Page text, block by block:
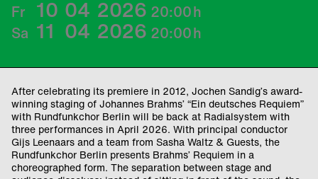
Fr 10 04 2026 20:00h
Sa 11 04 2026 20:00h
After celebrating its premiere in 2012, Jochen Sandig’s award-
winning staging of Johannes Brahms’ “Ein deutsches Requiem”
with Rundfunkchor Berlin will be back at Radialsystem with
three performances in April 2026. With principal conductor
Gijs Leenaars and a team from Sasha Waltz & Guests, the
Rundfunkchor Berlin presents Brahms’ Requiem in a
choreographed form. The separation between stage and